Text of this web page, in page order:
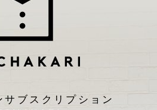
サブスクリプション